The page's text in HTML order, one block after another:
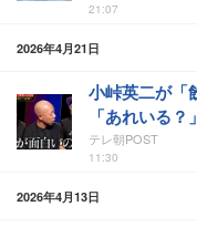
21:07
2026年4月21日
小峠英二が「
「あれいる？」
テレ朝POST
11:30
2026年4月13日